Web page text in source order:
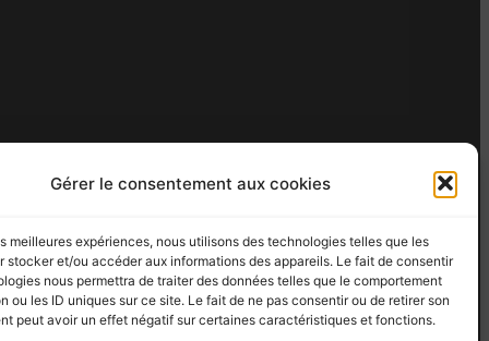
Gérer le consentement aux cookies
meilleures expériences, nous utilisons des technologies telles que les
stocker et/ou accéder aux informations des appareils. Le fait de consentir
nous permettra de traiter des données telles que le comportement
ou les ID uniques sur ce site. Le fait de ne pas consentir ou de retirer son
peut avoir un effet négatif sur certaines caractéristiques et fonctions.
Fax : 02 35 07 82 19